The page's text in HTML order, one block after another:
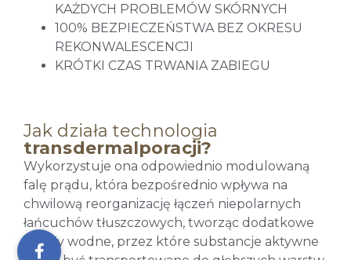
KAŻDYCH PROBLEMÓW SKÓRNYCH
100% BEZPIECZEŃSTWA BEZ OKRESU
REKONWALESCENCJI
KRÓTKI CZAS TRWANIA ZABIEGU
Jak działa technologia
transdermalporacji?
Wykorzystuje ona odpowiednio modulowaną
falę prądu, która bezpośrednio wpływa na
chwilową reorganizację łączeń niepolarnych
łańcuchów tłuszczowych, tworząc dodatkowe
kanały wodne, przez które substancje aktywne